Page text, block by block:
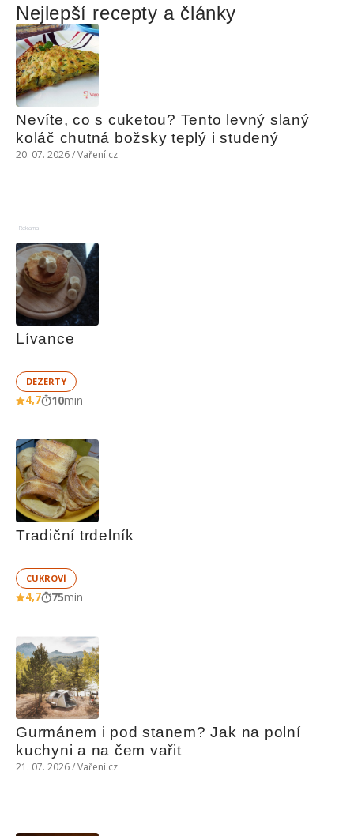
Nejlepší recepty a články
Nevíte, co s cuketou? Tento levný slaný
koláč chutná božsky teplý i studený
20. 07. 2026 / Vaření.cz
Reklama
Lívance
DEZERTY
4,7 10min
Tradiční trdelník
CUKROVÍ
4,7 75min
Gurmánem i pod stanem? Jak na polní
kuchyni a na čem vařit
21. 07. 2026 / Vaření.cz